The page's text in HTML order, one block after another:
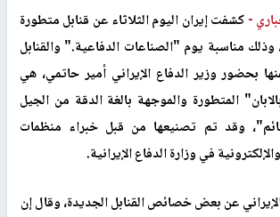
-كشفت إيران اليوم الثلاثاء عن قنابل متطورة
مناسبة يوم "الصناعات الدفاعية". والقنابل
بحضور وزير الدفاع الإيراني أمير حاتمي، هي
المتطورة والموجهة بالغة الدقة من الجيل
وقد تم تصنيعها من قبل خبراء منظمات
في وزارة الدفاع الإيرانية.
عن بعض خصائص القنابل الجديدة، وقال إن